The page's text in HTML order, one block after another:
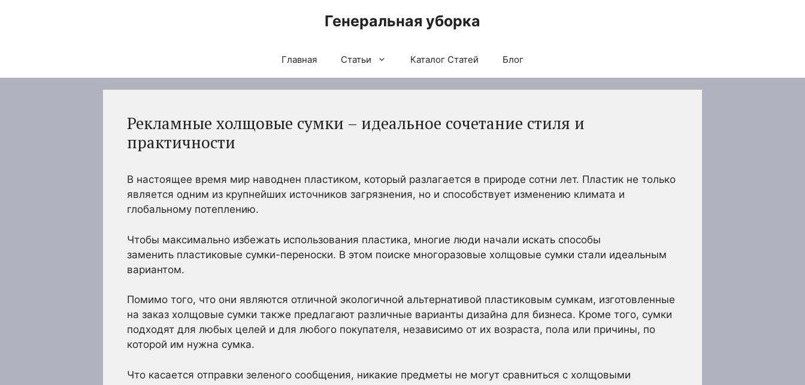
Генеральная уборка
Главная Статьи Каталог Статей Блог
Рекламные холщовые сумки – идеальное сочетание стиля и
практичности
В настоящее время мир наводнен пластиком, который разлагается в природе сотни лет. Пластик не только
является одним из крупнейших источников загрязнения, но и способствует изменению климата и
глобальному потеплению.
Чтобы максимально избежать использования пластика, многие люди начали искать способы
заменить пластиковые сумки-переноски. В этом поиске многоразовые холщовые сумки стали идеальным
вариантом.
Помимо того, что они являются отличной экологичной альтернативой пластиковым сумкам, изготовленные
на заказ холщовые сумки также предлагают различные варианты дизайна для бизнеса. Кроме того, сумки
подходят для любых целей и для любого покупателя, независимо от их возраста, пола или причины, по
которой им нужна сумка.
Что касается отправки зеленого сообщения, никакие предметы не могут сравниться с холщовыми